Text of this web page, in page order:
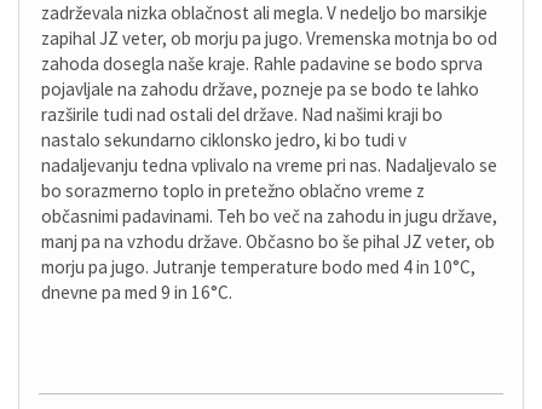
zadrževala nizka oblačnost ali megla. V nedeljo bo marsikje
zapihal JZ veter, ob morju pa jugo. Vremenska motnja bo od
zahoda dosegla naše kraje. Rahle padavine se bodo sprva
pojavljale na zahodu države, pozneje pa se bodo te lahko
razširile tudi nad ostali del države. Nad našimi kraji bo
nastalo sekundarno ciklonsko jedro, ki bo tudi v
nadaljevanju tedna vplivalo na vreme pri nas. Nadaljevalo se
bo sorazmerno toplo in pretežno oblačno vreme z
občasnimi padavinami. Teh bo več na zahodu in jugu države,
manj pa na vzhodu države. Občasno bo še pihal JZ veter, ob
morju pa jugo. Jutranje temperature bodo med 4 in 10°C,
dnevne pa med 9 in 16°C.